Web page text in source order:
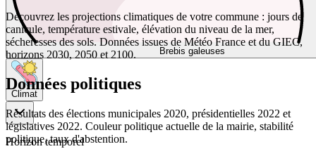
Brebis galeuses
Climat
Horizon temporel
Découvrez les projections climatiques de votre commune : jours de
canicule, température estivale, élévation du niveau de la mer,
sécheresses des sols. Données issues de Météo France et du GIEC,
horizons 2030, 2050 et 2100.
Données politiques
Résultats des élections municipales 2020, présidentielles 2022 et
législatives 2022. Couleur politique actuelle de la mairie, stabilité
politique, taux d'abstention.